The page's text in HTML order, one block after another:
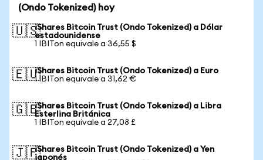
(Ondo Tokenized) hoy
🇺🇸iShares Bitcoin Trust (Ondo Tokenized) a Dólar
estadounidense
1 IBITon equivale a 36,55 $
🇪🇺iShares Bitcoin Trust (Ondo Tokenized) a Euro
1 IBITon equivale a 31,62 €
🇬🇧iShares Bitcoin Trust (Ondo Tokenized) a Libra
Esterlina Británica
1 IBITon equivale a 27,08 £
🇯🇵iShares Bitcoin Trust (Ondo Tokenized) a Yen
japonés